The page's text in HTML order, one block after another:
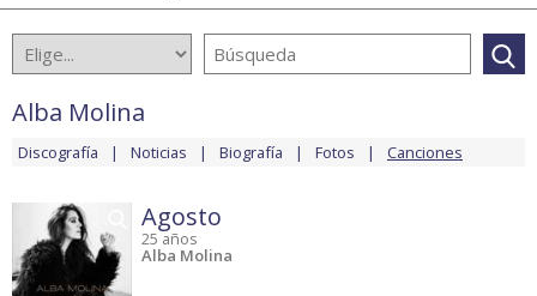
Alba Molina
Discografía Noticias Biografía Fotos Canciones
Agosto
25 años
Alba Molina